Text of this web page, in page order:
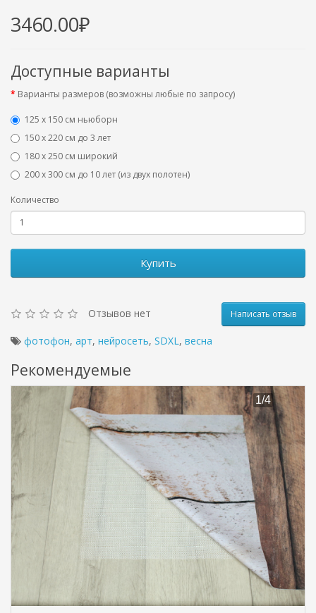
3460.00₽
Доступные варианты
Варианты размеров (возможны любые по запросу)
125 x 150 см ньюборн
150 х 220 см до 3 лет
180 х 250 см широкий
200 х 300 см до 10 лет (из двух полотен)
Количество
Купить
Отзывов нет Написать отзыв
фотофон, арт, нейросеть, SDXL , весна
Рекомендуемые